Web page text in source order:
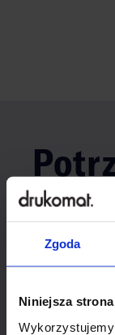
Zgoda
Niniejsza
produkt